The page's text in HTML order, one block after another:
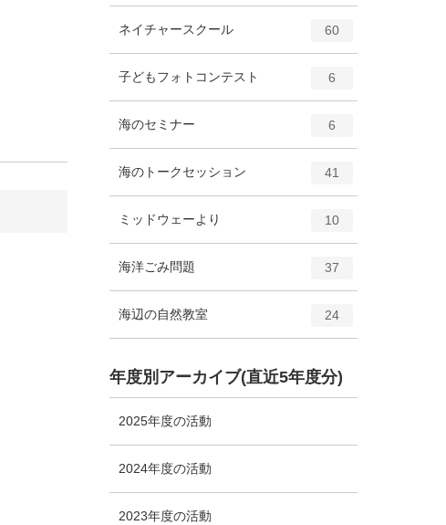
ー
数
ー
数
ネイチャースクールエ
リ
ー
60
件
子どもフォトコンテスト
ー
6
海のセミナーエ
リ
ー
数
6
件
海のトークセッションエ
ー
41
件
ミッドウェーより
ー
10
海洋ごみ問題エ
リ
ー
37
件
海辺の自然教室エ
リ
ー
24
件
年度別アーカイブ(直近5年度分)
2025年度の活動
2024年度の活動
2023年度の活動